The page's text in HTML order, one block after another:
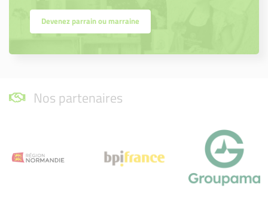
Devenez parrain ou marraine
Nos partenaires